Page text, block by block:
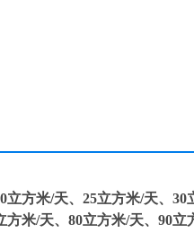
方米/天、25立方米/天、30
方米/天、80立方米/天、90立